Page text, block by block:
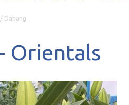
/ Danang
Orientals